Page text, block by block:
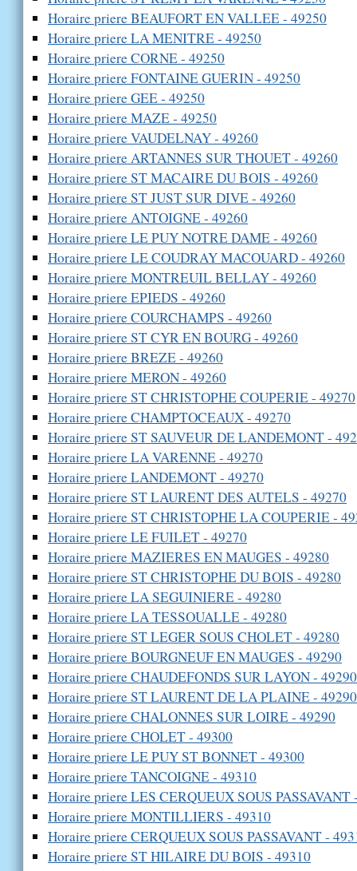
Horaire priere BEAUFORT EN VALLEE - 49250
Horaire priere LA MENITRE - 49250
Horaire priere CORNE - 49250
Horaire priere FONTAINE GUERIN - 49250
Horaire priere GEE - 49250
Horaire priere MAZE - 49250
Horaire priere VAUDELNAY - 49260
Horaire priere ARTANNES SUR THOUET - 49260
Horaire priere ST MACAIRE DU BOIS - 49260
Horaire priere ST JUST SUR DIVE - 49260
Horaire priere ANTOIGNE - 49260
Horaire priere LE PUY NOTRE DAME - 49260
Horaire priere LE COUDRAY MACOUARD - 49260
Horaire priere MONTREUIL BELLAY - 49260
Horaire priere EPIEDS - 49260
Horaire priere COURCHAMPS - 49260
Horaire priere ST CYR EN BOURG - 49260
Horaire priere BREZE - 49260
Horaire priere MERON - 49260
Horaire priere ST CHRISTOPHE COUPERIE - 49270
Horaire priere CHAMPTOCEAUX - 49270
Horaire priere ST SAUVEUR DE LANDEMONT -
Horaire priere LA VARENNE - 49270
Horaire priere LANDEMONT - 49270
Horaire priere ST LAURENT DES AUTELS - 49270
Horaire priere ST CHRISTOPHE LA COUPERIE -
Horaire priere LE FUILET - 49270
Horaire priere MAZIERES EN MAUGES - 49280
Horaire priere ST CHRISTOPHE DU BOIS - 49280
Horaire priere LA SEGUINIERE - 49280
Horaire priere LA TESSOUALLE - 49280
Horaire priere ST LEGER SOUS CHOLET - 49280
Horaire priere BOURGNEUF EN MAUGES - 49290
Horaire priere CHAUDEFONDS SUR LAYON - 49290
Horaire priere ST LAURENT DE LA PLAINE - 49290
Horaire priere CHALONNES SUR LOIRE - 49290
Horaire priere CHOLET - 49300
Horaire priere LE PUY ST BONNET - 49300
Horaire priere TANCOIGNE - 49310
Horaire priere LES CERQUEUX SOUS PASSAVANT
Horaire priere MONTILLIERS - 49310
Horaire priere CERQUEUX SOUS PASSAVANT -
Horaire priere ST HILAIRE DU BOIS - 49310